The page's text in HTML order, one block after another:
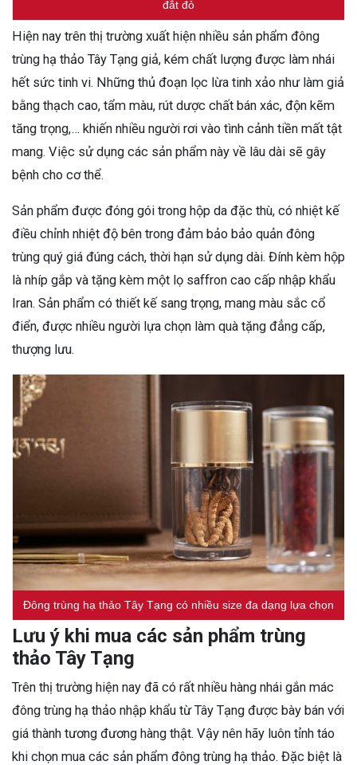
đắt đỏ
Hiện nay trên thị trường xuất hiện nhiều sản phẩm đông
trùng hạ thảo Tây Tạng giả, kém chất lượng được làm nhái
hết sức tinh vi. Những thủ đoạn lọc lừa tinh xảo như làm giả
bằng thạch cao, tẩm màu, rút dược chất bán xác, độn kẽm
tăng trọng,… khiến nhiều người rơi vào tình cảnh tiền mất tật
mang. Việc sử dụng các sản phẩm này về lâu dài sẽ gây
bệnh cho cơ thể.
Sản phẩm được đóng gói trong hộp da đặc thù, có nhiệt kế
điều chỉnh nhiệt độ bên trong đảm bảo bảo quản đông
trùng quý giá đúng cách, thời hạn sử dụng dài. Đính kèm hộp
là nhíp gắp và tặng kèm một lọ saffron cao cấp nhập khẩu
Iran. Sản phẩm có thiết kế sang trọng, mang màu sắc cổ
điển, được nhiều người lựa chọn làm quà tặng đẳng cấp,
thượng lưu.
Đông trùng hạ thảo Tây Tạng có nhiều size đa dạng lựa chọn
Lưu ý khi mua các sản phẩm trùng
thảo Tây Tạng
Trên thị trường hiện nay đã có rất nhiều hàng nhái gắn mác
đông trùng hạ thảo nhập khẩu từ Tây Tạng được bày bán với
giá thành tương đương hàng thật. Vậy nên hãy luôn tỉnh táo
khi chọn mua các sản phẩm đông trùng hạ thảo. Đặc biệt là